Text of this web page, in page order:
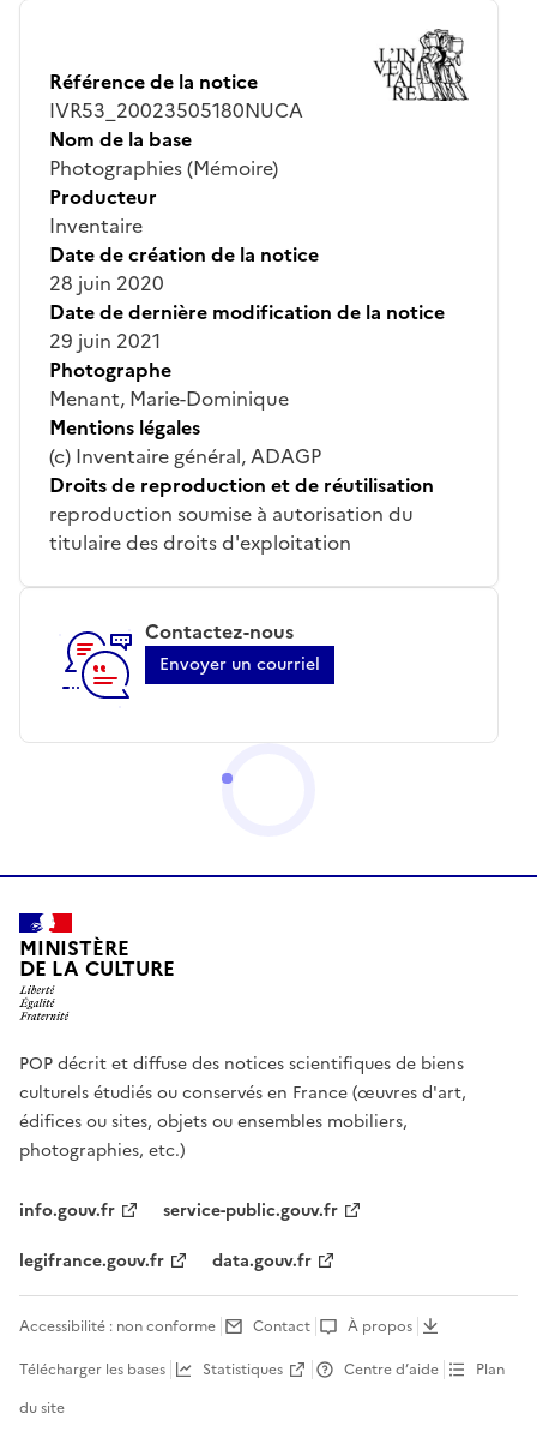
Référence de la notice
IVR53_20023505180NUCA
Nom de la base
Photographies (Mémoire)
Producteur
Inventaire
Date de création de la notice
28 juin 2020
Date de dernière modification de la notice
29 juin 2021
Photographe
Menant, Marie-Dominique
Mentions légales
(c) Inventaire général, ADAGP
Droits de reproduction et de réutilisation
reproduction soumise à autorisation du
titulaire des droits d'exploitation
Contactez-nous
Envoyer un courriel
MINISTÈRE
DE LA CULTURE
POP décrit et diffuse des notices scientifiques de biens
culturels étudiés ou conservés en France (œuvres d'art,
édifices ou sites, objets ou ensembles mobiliers,
photographies, etc.)
info.gouv.fr
service-public.gouv.fr
legifrance.gouv.fr
data.gouv.fr
Accessibilité : non conforme Contact
À propos
Télécharger les bases
Statistiques Centre d’aide
Plan
du site